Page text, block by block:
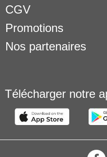
CGV
Promotions
Nos partenaires
Télécharger notre